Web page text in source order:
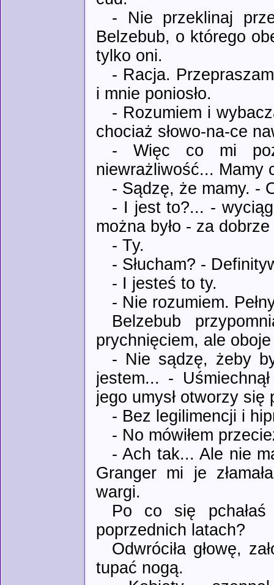
- Nie przeklinaj
Belzebub, o którego
tylko oni.
- Racja.
i mnie poniosło.
- Rozumiem i
chociaż słowo-na-ce
- Więc co mi
niewrażliwość... Mamy
- Sądzę, że mamy. -
- I jest to?... -
można było - za dobrze
- Ty.
- Słucham? -
- I jesteś to ty.
- Nie rozumiem.
Belzebub
prychnięciem, ale
- Nie sądzę, żeby
jestem... -
jego umysł otworzy
- Bez legilimencji i
- No mówiłem
- Ach tak... Ale nie
Granger mi je
wargi.
Po co się
poprzednich latach?
Odwróciła głowę,
tupać nogą.